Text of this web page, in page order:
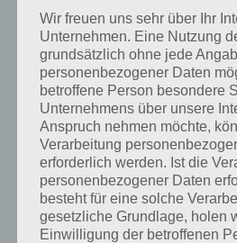
Erschaffe in Topia World
Welt, wie sie dir gefällt (c)
Moon Games
Wir freuen uns sehr über Ihr
Unternehmen. Eine Nutzung
grundsätzlich ohne jede
personenbezogener Daten
betroffene Person besondere
Unternehmens über unsere
Anspruch nehmen möchte,
Verarbeitung
erforderlich werden. Ist die
personenbezogener Daten
besteht für eine solche
gesetzliche Grundlage, holen
Einwilligung der betroffenen